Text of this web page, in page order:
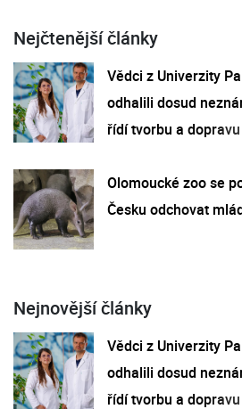
Nejčtenější články
Vědci z Univerzity
odhalili dosud
řídí tvorbu a
Olomoucké zoo se
Česku odchovat
Nejnovější články
Vědci z Univerzity
odhalili dosud
řídí tvorbu a